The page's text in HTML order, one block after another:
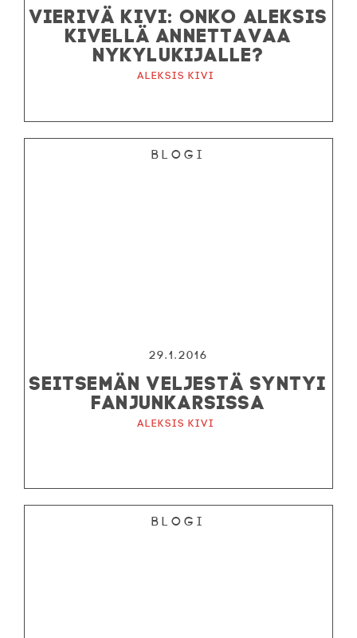
VIERIVÄ KIVI: ONKO ALEKSIS
KIVELLÄ ANNETTAVAA
NYKYLUKIJALLE?
Aleksis Kivi
Blogi
29.1.2016
SEITSEMÄN VELJESTÄ SYNTYI
FANJUNKARSISSA
Aleksis Kivi
Blogi